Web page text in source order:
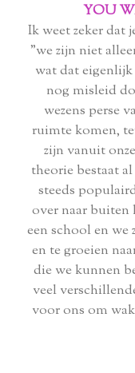
YOU
Ik weet zeker dat
"we zijn niet
wat dat eigenlijk
nog misleid
wezens perse
ruimte komen,
zijn vanuit
theorie bestaat
steeds
over naar buiten
een school en
en te groeien
die we kunnen
veel
voor ons om